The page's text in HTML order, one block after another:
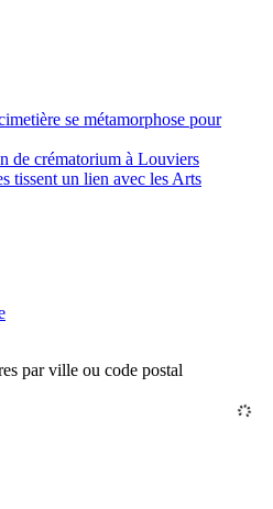
se métamorphose pour
de crématorium à Louviers
tissent un lien avec les Arts
par ville ou code postal